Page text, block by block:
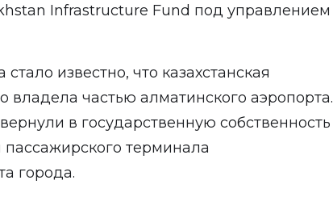
Infrastructure Fund под управлением
известно, что казахстанская
владела частью алматинского аэропорта.
в государственную собственность
терминала
города.